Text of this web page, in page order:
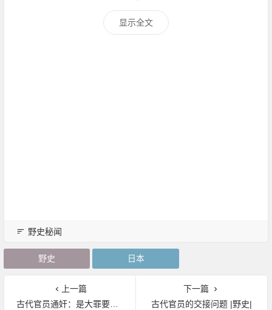
显示全文
野史秘闻
野史 日本
上一篇
古代官员通奸：是大罪要重罚 |野史|
下一篇
古代官员的交接问题 |野史|